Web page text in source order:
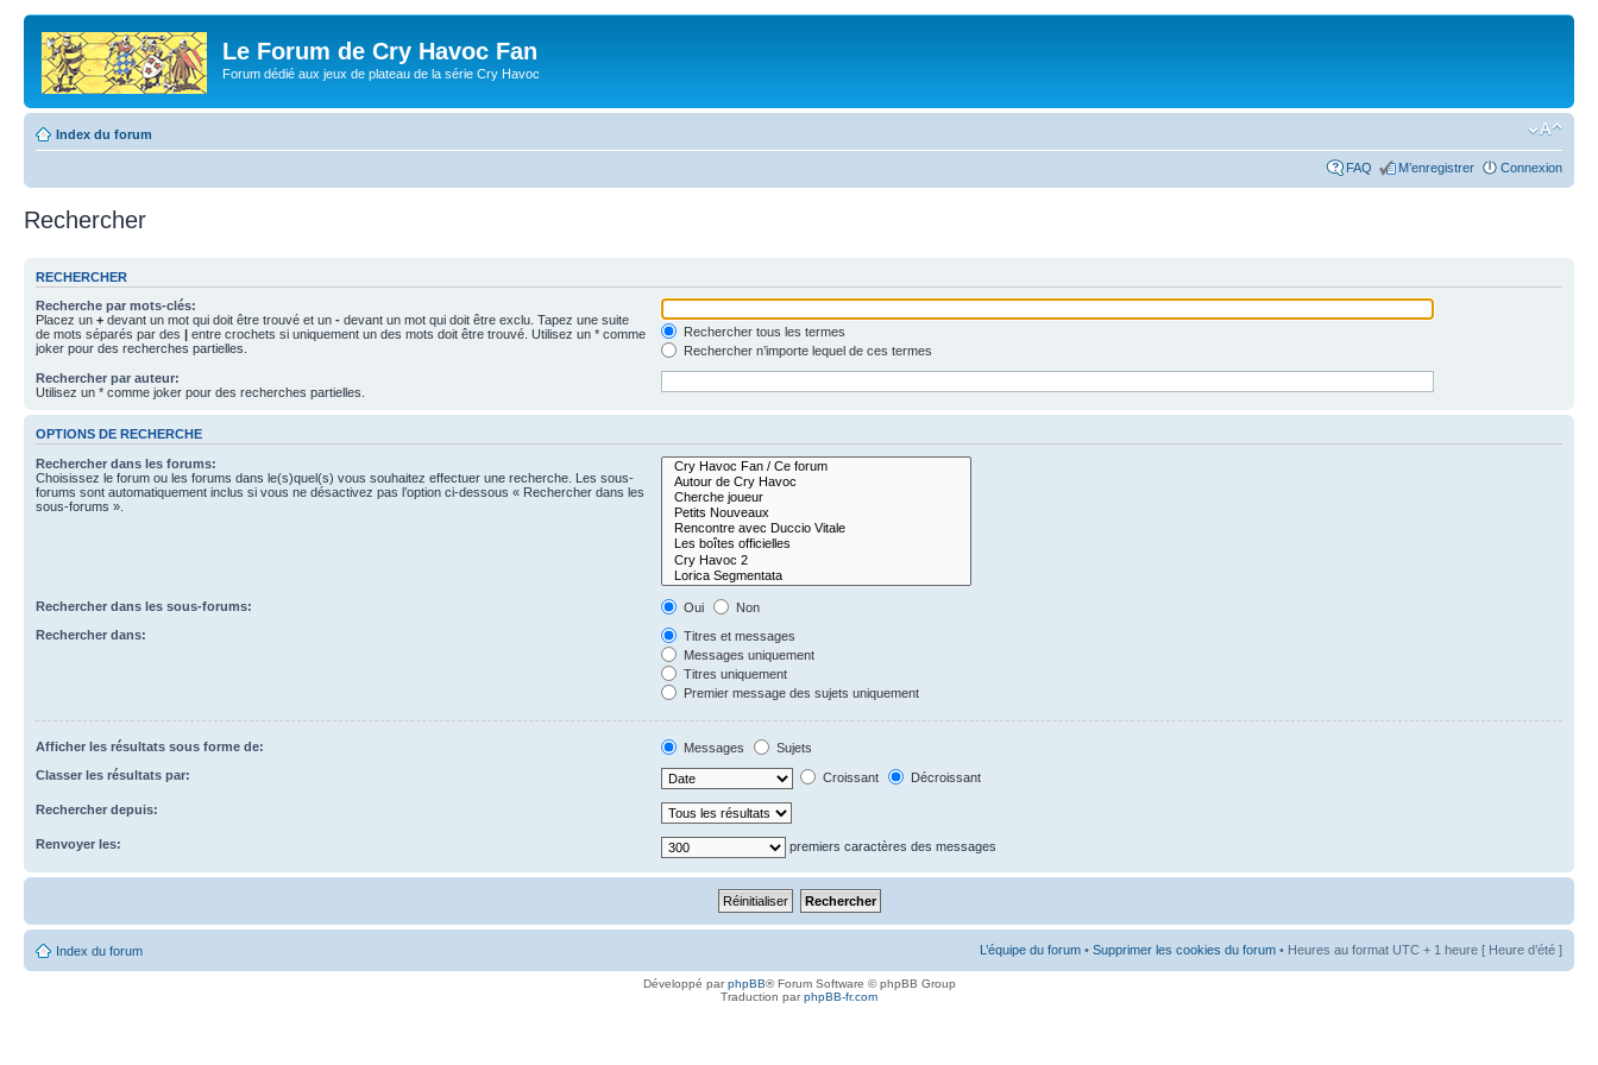
Le Forum de Cry Havoc Fan
Forum dédié aux jeux de plateau de la série Cry Havoc
Index du forum
FAQ M’enregistrer Connexion
Rechercher
RECHERCHER
Recherche par mots-clés:
Placez un + devant un mot qui doit être trouvé et un - devant un mot qui doit être exclu. Tapez une suite
de mots séparés par des | entre crochets si uniquement un des mots doit être trouvé. Utilisez un * comme
joker pour des recherches partielles.
Rechercher tous les termes
Rechercher n’importe lequel de ces termes
Rechercher par auteur:
Utilisez un * comme joker pour des recherches partielles.
OPTIONS DE RECHERCHE
Rechercher dans les forums:
Choisissez le forum ou les forums dans le(s)quel(s) vous souhaitez effectuer une recherche. Les sous-
forums sont automatiquement inclus si vous ne désactivez pas l’option ci-dessous « Rechercher dans les
sous-forums ».
Rechercher dans les sous-forums: Oui
Non
Rechercher dans:
Titres et messages
Messages uniquement
Titres uniquement
Premier message des sujets uniquement
Afficher les résultats sous forme de: Messages
Sujets
Classer les résultats par:
Croissant Décroissant
Rechercher depuis:
Renvoyer les: premiers caractères des messages
Index du forum L’équipe du forum • Supprimer les cookies du forum • Heures au format UTC + 1 heure [ Heure d’été ]
Développé parphpBB® Forum Software © phpBB Group
Traduction parphpBB-fr.com